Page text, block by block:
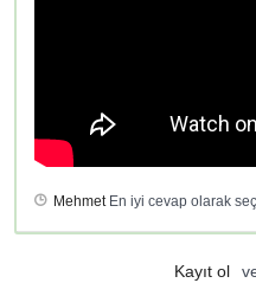
MehmetEn iyi cevap olarak
Kayıt ol